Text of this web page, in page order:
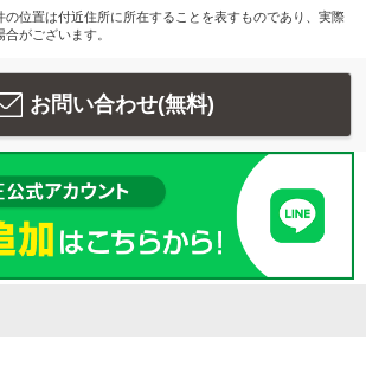
位置は付近住所に所在することを表すものであり、実際
がございます。
お問い合わせ(無料)